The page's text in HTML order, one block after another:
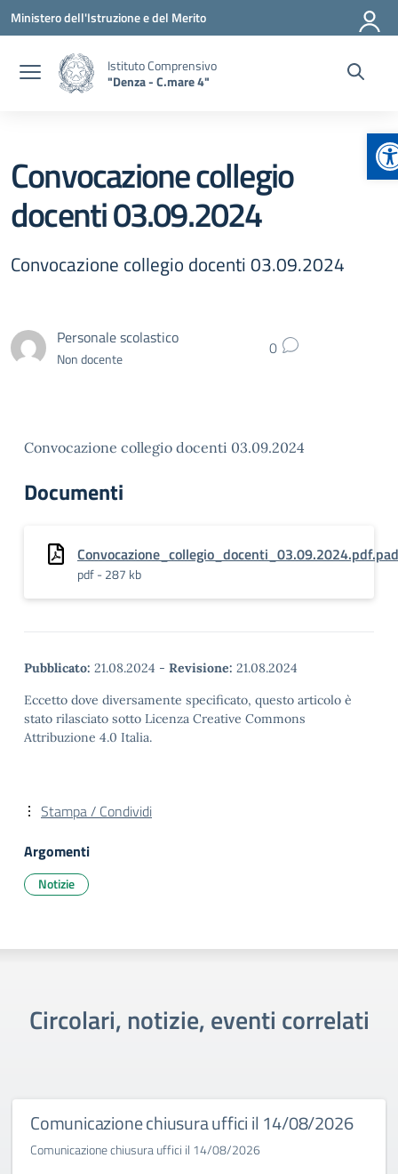
Vai ai contenuti
Vai al menu di navigazione
Vai al footer
Ministero dell'Istruzione e del Merito
Istituto Comprensivo
"Denza - C.mare 4"
Convocazione collegio
docenti 03.09.2024
Convocazione collegio docenti 03.09.2024
Personale scolastico
Non docente 0
Convocazione collegio docenti 03.09.2024
Documenti
pdf - 287 kb
Pubblicato: 21.08.2024 - Revisione: 21.08.2024
Eccetto dove diversamente specificato, questo articolo è
stato rilasciato sotto Licenza Creative Commons
Attribuzione 4.0 Italia.
Stampa / Condividi
Argomenti
Notizie
Circolari, notizie, eventi correlati
Comunicazione chiusura uffici il 14/08/2026
Comunicazione chiusura uffici il 14/08/2026